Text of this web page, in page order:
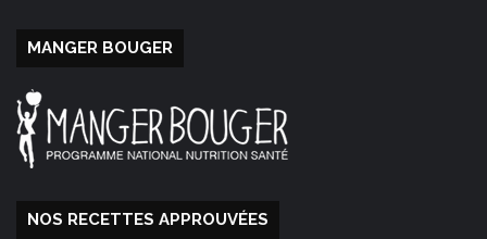
MANGER BOUGER
NOS RECETTES APPROUVÉES